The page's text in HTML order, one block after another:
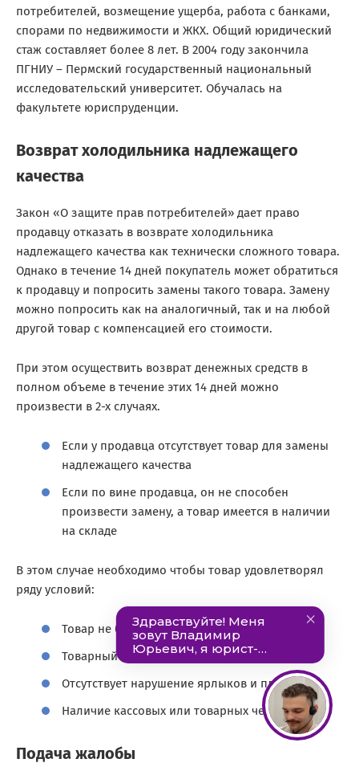
потребителей, возмещение ущерба, работа с банками,
спорами по недвижимости и ЖКХ. Общий юридический
стаж составляет более 8 лет. В 2004 году закончила
ПГНИУ – Пермский государственный национальный
исследовательский университет. Обучалась на
факультете юриспруденции.
Возврат холодильника надлежащего
качества
Закон «О защите прав потребителей» дает право
продавцу отказать в возврате холодильника
надлежащего качества как технически сложного товара.
Однако в течение 14 дней покупатель может обратиться
к продавцу и попросить замены такого товара. Замену
можно попросить как на аналогичный, так и на любой
другой товар с компенсацией его стоимости.
При этом осуществить возврат денежных средств в
полном объеме в течение этих 14 дней можно
произвести в 2-х случаях.
Если у продавца отсутствует товар для замены
надлежащего качества
Если по вине продавца, он не способен
произвести замену, а товар имеется в наличии
на складе
В этом случае необходимо чтобы товар удовлетворял
ряду условий:
Товар не был использован
Товарный вид и упаковка сохранены
Отсутствует нарушение ярлыков и пломб
Наличие кассовых или товарных чеков
Подача жалобы